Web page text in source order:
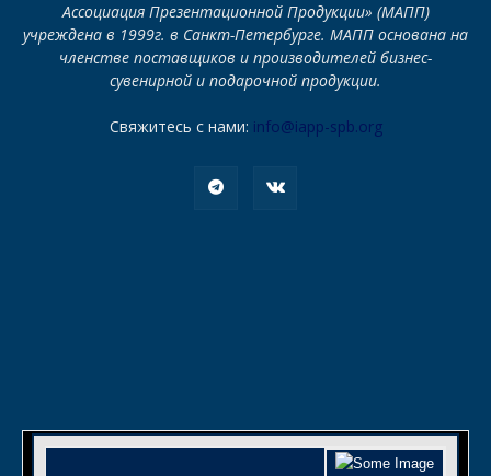
Ассоциация Презентационной Продукции» (МАПП)
учреждена в 1999г. в Санкт-Петербурге. МАПП основана на
членстве поставщиков и производителей бизнес-
сувенирной и подарочной продукции.
Свяжитесь с нами: info@iapp-spb.org